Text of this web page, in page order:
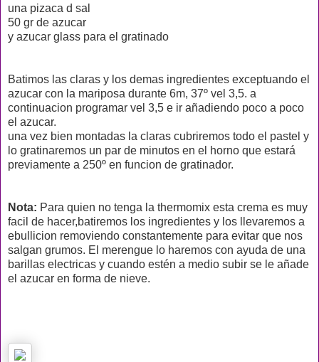
una pizaca d sal
50 gr de azucar
y azucar glass para el gratinado
Batimos las claras y los demas ingredientes exceptuando el
azucar con la mariposa durante 6m, 37º vel 3,5. a
continuacion programar vel 3,5 e ir añadiendo poco a poco
el azucar.
una vez bien montadas la claras cubriremos todo el pastel y
lo gratinaremos un par de minutos en el horno que estará
previamente a 250º en funcion de gratinador.
Nota: Para quien no tenga la thermomix esta crema es muy
facil de hacer,batiremos los ingredientes y los llevaremos a
ebullicion removiendo constantemente para evitar que nos
salgan grumos. El merengue lo haremos con ayuda de una
barillas electricas y cuando estén a medio subir se le añade
el azucar en forma de nieve.